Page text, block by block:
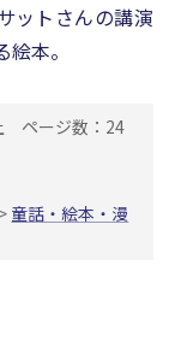
ットさんの講演
本。
ページ数：24
> 童話・絵本・漫